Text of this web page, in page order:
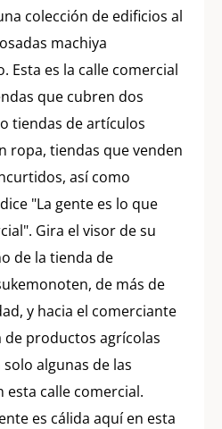
colección de edificios al
machiya
Esta es la calle comercial
que cubren dos
tiendas de artículos
ropa, tiendas que venden
así como
"La gente es lo que
Gira el visor de su
de la tienda de
de más de
y hacia el comerciante
productos agrícolas
algunas de las
esta calle comercial.
es cálida aquí en esta